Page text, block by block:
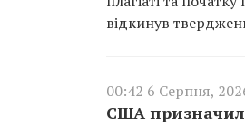
відкинув
00:42 6 Серпня,
США